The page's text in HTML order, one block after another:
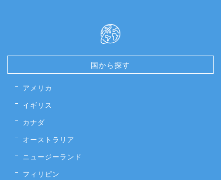
国から探す
アメリカ
イギリス
カナダ
オーストラリア
ニュージーランド
フィリピン